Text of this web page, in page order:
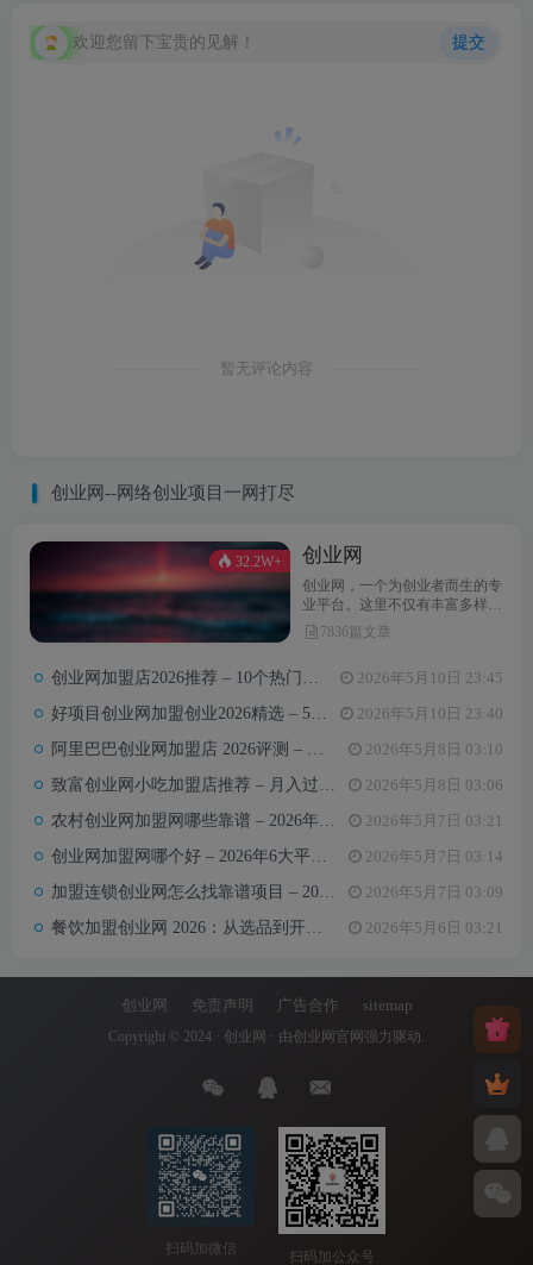
欢迎您留下宝贵的见解！ 提交
暂无评论内容
创业网--网络创业项目一网打尽
32.2W+ 创业网
创业网，一个为创业者而生的专
业平台。这里不仅有丰富多样的
创业项目，还提供最新的创业资
讯和实用的创业指导。无论你是
富的创业达人，创业网都能为你
梦想。
7836篇文章
创业网加盟店2026推荐 – 10个热门项目月收益3-8万元真实对比 2026年5月10日 23:45
好项目创业网加盟创业2026精选 – 5万内热门项目月入3万攻略 2026年5月10日 23:40
阿里巴巴创业网加盟店 2026评测 – 哪些项目值得加盟+真实费用全解析 2026年5月8日 03:10
致富创业网小吃加盟店推荐 – 月入过万的6类小吃项目及选址避坑要点 2026年5月8日 03:06
农村创业网加盟网哪些靠谱 – 2026年5大平台测评与避坑手册 2026年5月7日 03:21
创业网加盟网哪个好 – 2026年6大平台实测对比与选择建议 2026年5月7日 03:14
加盟连锁创业网怎么找靠谱项目 – 2026年避坑指南与推荐平台 2026年5月7日 03:09
餐饮加盟创业网 2026：从选品到开店，10万以内最值得加盟的7个餐饮品类 2026年5月6日 03:21
创业网 免责声明 广告合作 sitemap
Copyright © 2024 · 创业网 · 由创业网官网 强力驱动.
扫码加微信
扫码加公众号